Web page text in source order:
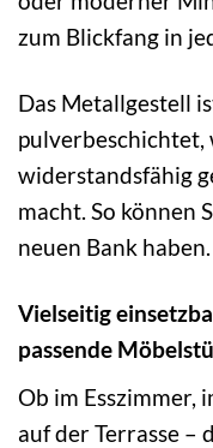
zum Blickfang in
Das Metallgestell
pulverbeschichtet,
widerstandsfähig
macht. So können
neuen Bank haben.
Vielseitig
passende
Ob im Esszimmer,
auf der Terrasse –